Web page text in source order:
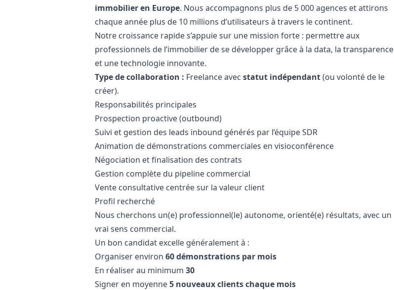
immobilier en Europe. Nous accompagnons plus de 5 000 agences et attirons
chaque année plus de 10 millions d’utilisateurs à travers le continent.
Notre croissance rapide s’appuie sur une mission forte : permettre aux
professionnels de l’immobilier de se développer grâce à la data, la transparence
et une technologie innovante.
Type de collaboration : Freelance avec statut indépendant(ou volonté de le
créer).
Responsabilités principales
Prospection proactive (outbound)
Suivi et gestion des leads inbound générés par l’équipe SDR
Animation de démonstrations commerciales en visioconférence
Négociation et finalisation des contrats
Gestion complète du pipeline commercial
Vente consultative centrée sur la valeur client
Profil recherché
Nous cherchons un(e) professionnel(le) autonome, orienté(e) résultats, avec un
vrai sens commercial.
Un bon candidat excelle généralement à :
Organiser environ 60 démonstrations par mois
En réaliser au minimum 30
Signer en moyenne5 nouveaux clients chaque mois